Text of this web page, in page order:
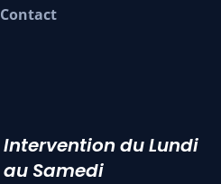
Contact
Intervention du Lundi
au Samedi